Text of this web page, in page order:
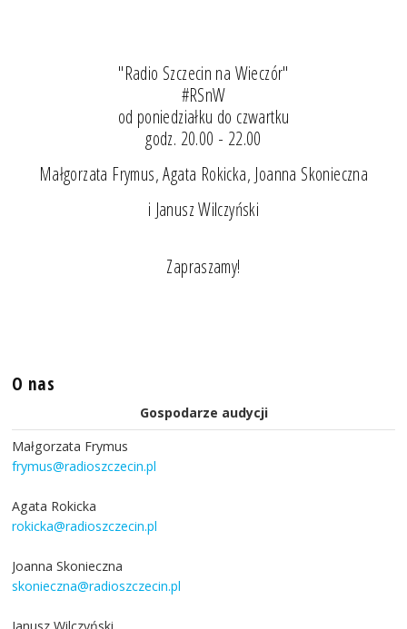
"Radio Szczecin na Wieczór"
#RSnW
od poniedziałku do czwartku
godz. 20.00 - 22.00
Małgorzata Frymus, Agata Rokicka, Joanna Skonieczna
i Janusz Wilczyński
Zapraszamy!
O nas
Gospodarze audycji
Małgorzata Frymus
frymus@radioszczecin.pl
Agata Rokicka
rokicka@radioszczecin.pl
Joanna Skonieczna
skonieczna@radioszczecin.pl